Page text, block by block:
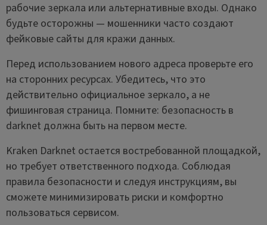
рабочие зеркала или альтернативные входы. Однако
будьте осторожны — мошенники часто создают
фейковые сайты для кражи данных.
Перед использованием нового адреса проверьте его
на сторонних ресурсах. Убедитесь, что это
действительно официальное зеркало, а не
фишинговая страница. Помните: безопасность в
darknet должна быть на первом месте.
Kraken Darknet остается востребованной площадкой,
но требует ответственного подхода. Соблюдая
правила безопасности и следуя инструкциям, вы
сможете минимизировать риски и комфортно
пользоваться сервисом.